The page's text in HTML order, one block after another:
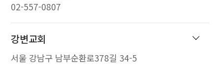
02-557-0807
강변교회
서울 강남구 남부순환로378길 34-5